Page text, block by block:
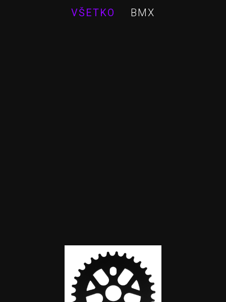
VŠETKO BMX